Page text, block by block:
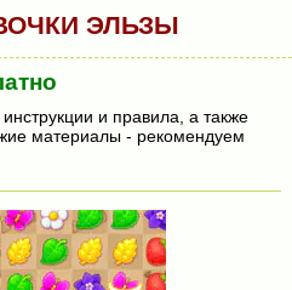
ЭЛЬЗЫ
и правила, а также
материалы - рекомендуем